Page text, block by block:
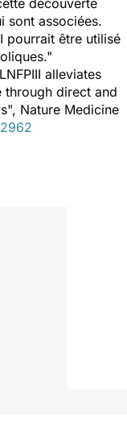
sont associées.
pourrait être utilisé
alleviates
through direct and
Nature Medicine